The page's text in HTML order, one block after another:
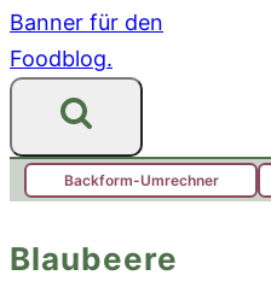
Backform-Umrechner
Blaubeere